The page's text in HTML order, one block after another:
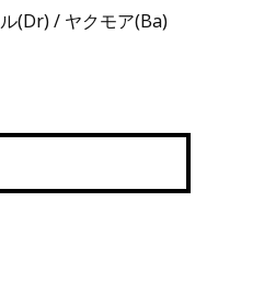
(Dr) / ヤクモア(Ba)